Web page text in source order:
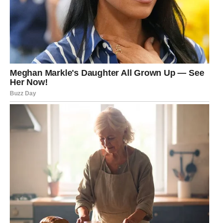
iznenađenje
Pored finansija, velika promjena očekuje vas i na polju
emocija.
Ako ste dugo bili usamljeni ili razočarani, sada dolazi
vrijeme tokom kojeg biste mogli upoznati osobu koja će
vam potpuno promijeniti život.
Jedan susret mogao bi probuditi emocije kakve dugo
Strijelčevi koji su u vezi mogli bi konačno riješiti
probleme koji ih dugo muče. Pred vama su iskreni
razgovori, mnogo više razumijevanja i osjećaj da vas
partner konačno vidi onako kako ste oduvijek željeli.